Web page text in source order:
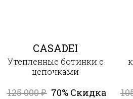
CASADEI
Утепленные ботинки с
цепочками
125 000₽ 70% Скидка